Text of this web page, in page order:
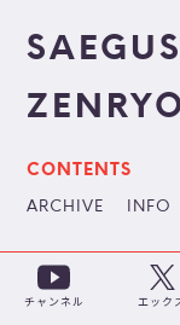
チャンネル エック
CONTENTS
ARCHIVE INFO